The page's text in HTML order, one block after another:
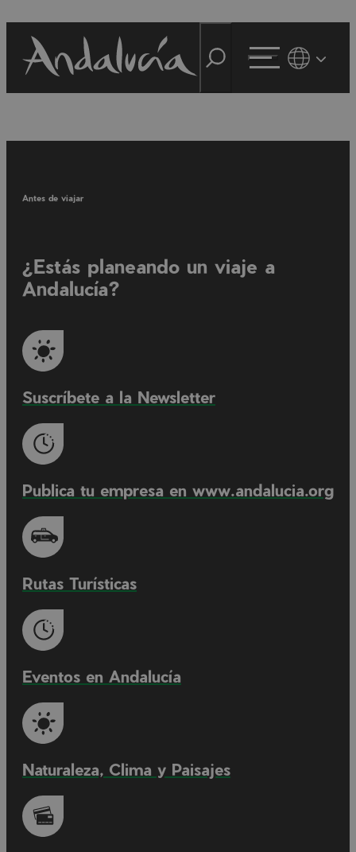
Antes de viajar
¿Estás planeando un viaje a
Andalucía?
Suscríbete a la Newsletter
Publica tu empresa en www.andalucia.org
Rutas Turísticas
Eventos en Andalucía
Naturaleza, Clima y Paisajes